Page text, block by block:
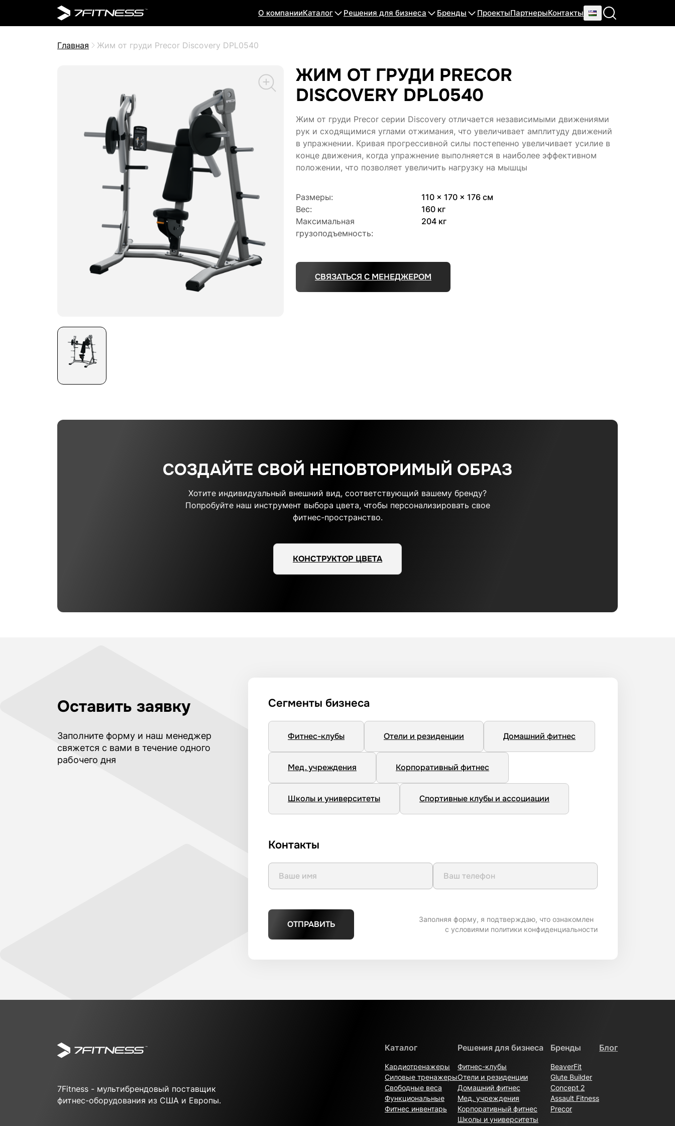
О компанииКаталог Решения для бизнеса Бренды ПроектыПартнерыКонтакты
Главная Жим от груди Precor Discovery DPL0540
ЖИМ ОТ ГРУДИ PRECOR
DISCOVERY DPL0540
Жим от груди Precor серии Discovery отличается независимыми движениями
рук и сходящимися углами отжимания, что увеличивает амплитуду движений
в упражнении. Кривая прогрессивной силы постепенно увеличивает усилие в
конце движения, когда упражнение выполняется в наиболее эффективном
положении, что позволяет увеличить нагрузку на мышцы
Размеры:
110 x 170 x 176 см
Вес:
160 кг
Максимальная
грузоподъемность:
204 кг
СВЯЗАТЬСЯ С МЕНЕДЖЕРОМ
СОЗДАЙТЕ СВОЙ НЕПОВТОРИМЫЙ ОБРАЗ
Хотите индивидуальный внешний вид, соответствующий вашему бренду?
Попробуйте наш инструмент выбора цвета, чтобы персонализировать свое
фитнес-пространство.
КОНСТРУКТОР ЦВЕТА
Оставить заявку
Заполните форму и наш менеджер
свяжется с вами в течение одного
рабочего дня
Сегменты бизнеса
Фитнес-клубы Отели и резиденции Домашний фитнес
Мед. учреждения Корпоративный фитнес
Школы и университеты Спортивные клубы и ассоциации
Контакты
ОТПРАВИТЬ
Заполняя форму, я подтверждаю, что ознакомлен
с условиями политики конфиденциальности
7Fitness - мультибрендовый поставщик
фитнес-оборудования из США и Европы.
Каталог
Кардиотренажеры
Силовые тренажеры
Свободные веса
Функциональные
Фитнес инвентарь
Решения для бизнеса
Фитнес-клубы
Отели и резиденции
Домашний фитнес
Мед. учреждения
Корпоративный фитнес
Школы и университеты
Бренды
BeaverFit
Glute Builder
Concept 2
Assault Fitness
Precor
Блог